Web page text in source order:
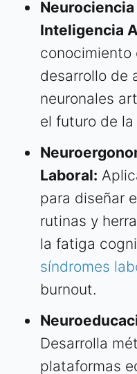
Inteligencia
conocimiento
desarrollo de
neuronales
el futuro de la
Laboral:
para diseñar
rutinas y
la fatiga
síndromes
burnout.
Desarrolla
plataformas